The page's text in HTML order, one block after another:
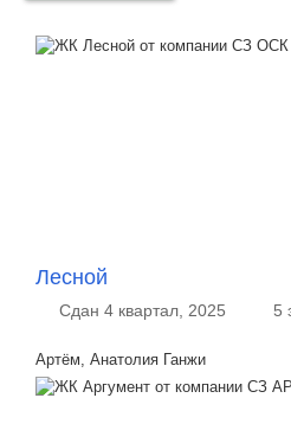
Лесной
Сдан 4 квартал, 2025 5
Артём, Анатолия Ганжи